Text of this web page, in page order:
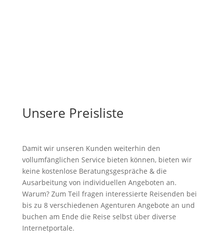
Unsere Preisliste
Damit wir unseren Kunden weiterhin den
vollumfänglichen Service bieten können, bieten wir
keine kostenlose Beratungsgespräche & die
Ausarbeitung von individuellen Angeboten an.
Warum? Zum Teil fragen interessierte Reisenden bei
bis zu 8 verschiedenen Agenturen Angebote an und
buchen am Ende die Reise selbst über diverse
Internetportale.